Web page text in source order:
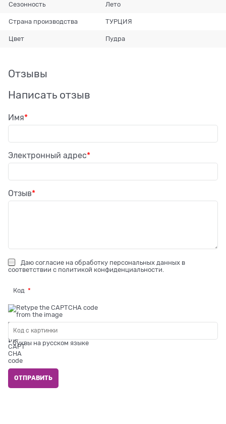
Сезонность Лето
Страна производства ТУРЦИЯ
Цвет Пудра
Отзывы
Написать отзыв
Имя
Электронный адрес
Отзыв
Даю согласие на обработку персональных данных в
соответствии с политикой конфиденциальности.
Код
* буквы на русском языке